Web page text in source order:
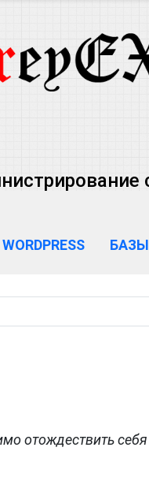
WORDPRESS
отождествить